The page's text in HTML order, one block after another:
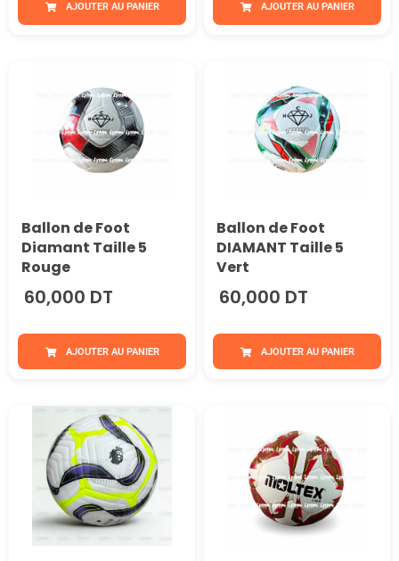
AJOUTER AU PANIER AJOUTER AU PANIER
Ballon de Foot
Diamant Taille 5
Rouge
60,000 DT
AJOUTER AU PANIER
Ballon de Foot
DIAMANT Taille 5
Vert
60,000 DT
AJOUTER AU PANIER